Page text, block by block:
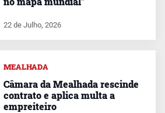
22 de Julho, 2026
MEALHADA
Câmara da Mealhada rescinde
contrato e aplica multa a
empreiteiro